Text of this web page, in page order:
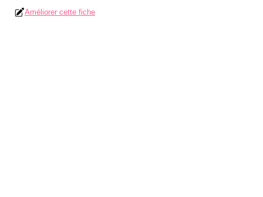
Améliorer cette fiche